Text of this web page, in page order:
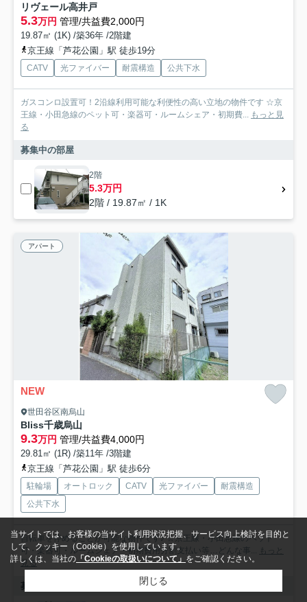
リヴェール高井戸
5.3万円 管理/共益費2,000円
19.87㎡ (1K) /築36年 /2階建
京王線「芦花公園」駅 徒歩19分
CATV 光ファイバー 耐震構造 公共下水
ガスコンロ設置可！2沿線利用可能な利便性の高い立地の物件です ☆京
王線・小田急線のペット可・楽器可・ルームシェア・初期費...
もっと見
る
募集中の部屋
2階
5.3万円
2階 / 19.87㎡ / 1K
アパート
NEW
世田谷区南烏山
Bliss千歳烏山
9.3万円 管理/共益費4,000円
29.81㎡ (1R) /築11年 /3階建
京王線「芦花公園」駅 徒歩6分
駐輪場 オートロック CATV 光ファイバー
耐震構造
公共下水
自転車を停めることが可能な物件です♪ ☆京王線・小田急線のペット
可・楽器可・ルームシェア・初期費用分割支払い等…どんな事...
もっと
見る
募集中の部屋
当サイトでは、お客様の当サイト利用状況把握、サービス向上検討を目的と
して、クッキー（Cookie）を使用しています。
詳しくは、当社の 「Cookieの取扱いについて」 をご確認ください。
閉じる